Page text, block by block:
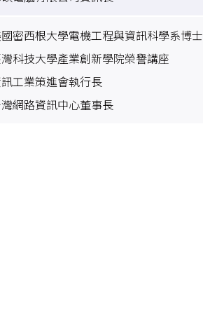
密西根大學電機工程與資訊科學系博士
科技大學產業創新學院榮譽講座
工業策進會執行長
網路資訊中心董事長